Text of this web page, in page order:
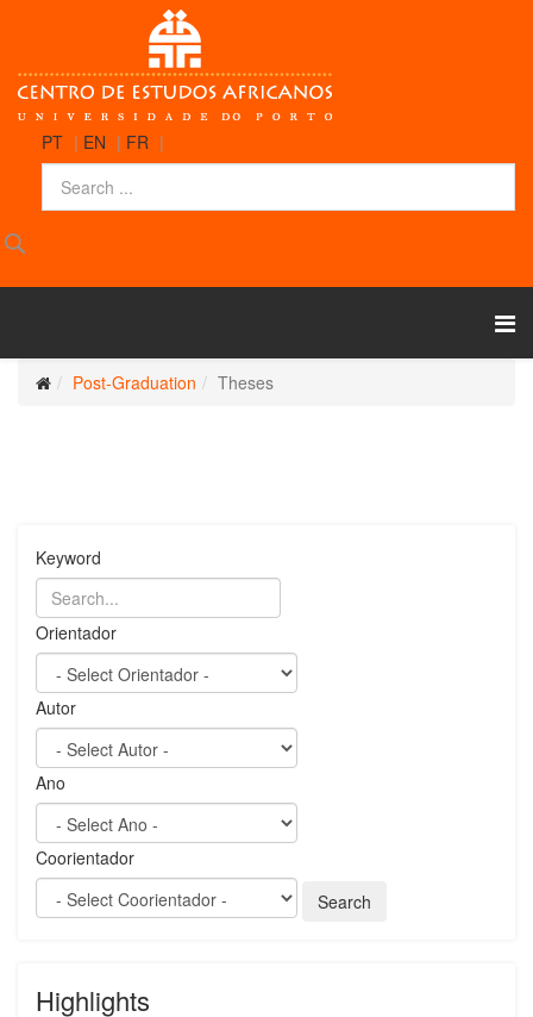
PT | EN | FR |
Post-Graduation Theses
Keyword
Orientador
Autor
Ano
Coorientador
Highlights